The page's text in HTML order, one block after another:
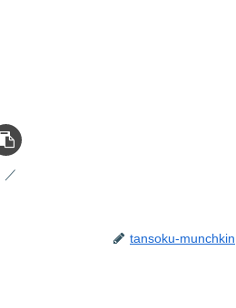
tansoku-munchkin